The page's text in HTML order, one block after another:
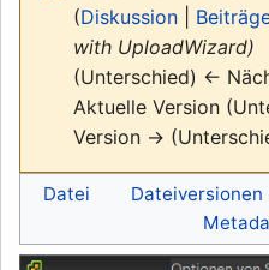
(Diskussion
with UploadWizard)
(Unterschied) ←
Aktuelle Version
Version →
Datei Dateiversionen